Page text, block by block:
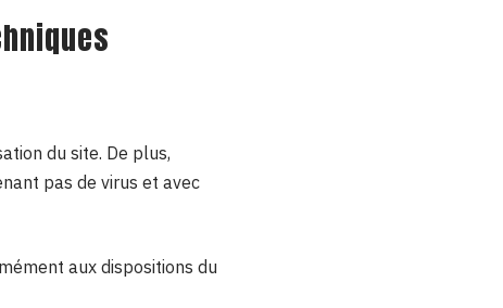
du site. De plus,
pas de virus et avec
aux dispositions du